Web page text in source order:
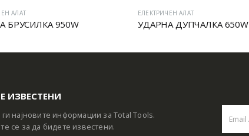
АЛАТ
БРУСИЛКА 950W
ЕЛЕКТРИЧЕН АЛАТ
УДАРНА ДУПЧАЛКА 650W
ИЗВЕСТЕНИ
ги најновите информации за Total Tools.
се за да бидете известени.